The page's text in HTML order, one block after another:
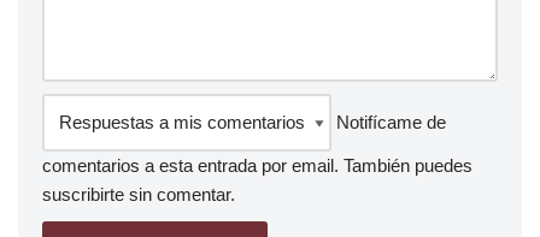
Notifícame de
comentarios a esta entrada por email. También puedes
suscribirte sin comentar.